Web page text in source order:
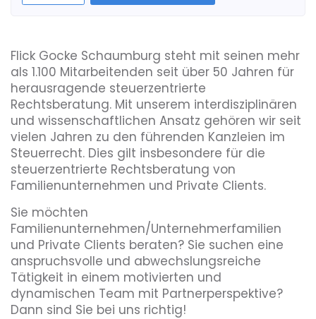
Flick Gocke Schaumburg steht mit seinen mehr
als 1.100 Mitarbeitenden seit über 50 Jahren für
herausragende steuerzentrierte
Rechtsberatung. Mit unserem interdisziplinären
und wissenschaftlichen Ansatz gehören wir seit
vielen Jahren zu den führenden Kanzleien im
Steuerrecht. Dies gilt insbesondere für die
steuerzentrierte Rechtsberatung von
Familienunternehmen und Private Clients.
Sie möchten
Familienunternehmen/Unternehmerfamilien
und Private Clients beraten? Sie suchen eine
anspruchsvolle und abwechslungsreiche
Tätigkeit in einem motivierten und
dynamischen Team mit Partnerperspektive?
Dann sind Sie bei uns richtig!